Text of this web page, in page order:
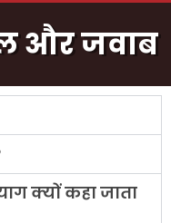
और जवाब
क्यों कहा जाता